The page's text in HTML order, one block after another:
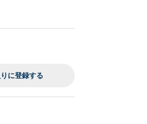
に登録する